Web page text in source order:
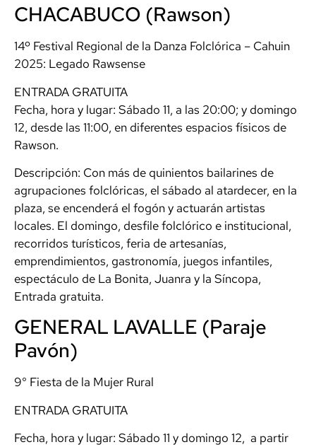
CHACABUCO (Rawson)
14º Festival Regional de la Danza Folclórica – Cahuin
2025: Legado Rawsense
ENTRADA GRATUITA
Fecha, hora y lugar: Sábado 11, a las 20:00; y domingo
12, desde las 11:00, en diferentes espacios físicos de
Rawson.
Descripción: Con más de quinientos bailarines de
agrupaciones folclóricas, el sábado al atardecer, en la
plaza, se encenderá el fogón y actuarán artistas
locales. El domingo, desfile folclórico e institucional,
recorridos turísticos, feria de artesanías,
emprendimientos, gastronomía, juegos infantiles,
espectáculo de La Bonita, Juanra y la Síncopa,
Entrada gratuita.
GENERAL LAVALLE (Paraje
Pavón)
9° Fiesta de la Mujer Rural
ENTRADA GRATUITA
Fecha, hora y lugar: Sábado 11 y domingo 12, a partir